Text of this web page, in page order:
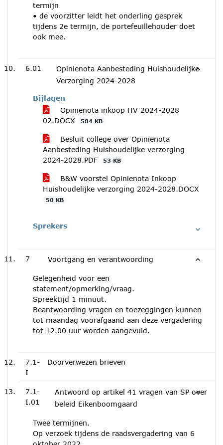
termijn
• de voorzitter leidt het onderling gesprek
tijdens 2e termijn, de portefeuillehouder doet
ook mee.
6.01
Opinienota Aanbesteding Huishoudelijke
Verzorging 2024-2028
Bijlagen
Opinienota inkoop HV 2024-2028
02.DOCX
584 KB
Besluit college over Opinienota
Aanbesteding Huishoudelijke verzorging
2024-2028.PDF
53 KB
B&W voorstel Opinienota Inkoop
Huishoudelijke verzorging 2024-2028.DOCX
50 KB
Sprekers
7 Voortgang en verantwoording
Gelegenheid voor een
statement/opmerking/vraag.
Spreektijd 1 minuut.
Beantwoording vragen en toezeggingen kunnen
tot maandag voorafgaand aan deze vergadering
tot 12.00 uur worden aangevuld.
7.1-
I
Doorverwezen brieven
7.1-
I.01
Antwoord op artikel 41 vragen van SP over
beleid Eikenboomgaard
Twee termijnen.
Op verzoek tijdens de raadsvergadering van 6